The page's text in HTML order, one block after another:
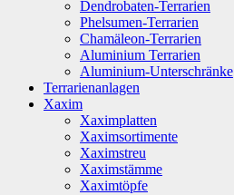
Dendrobaten-Terrarien
Phelsumen-Terrarien
Chamäleon-Terrarien
Aluminium Terrarien
Aluminium-Unterschränke
Terrarienanlagen
Xaxim
Xaximplatten
Xaximsortimente
Xaximstreu
Xaximstämme
Xaximtöpfe